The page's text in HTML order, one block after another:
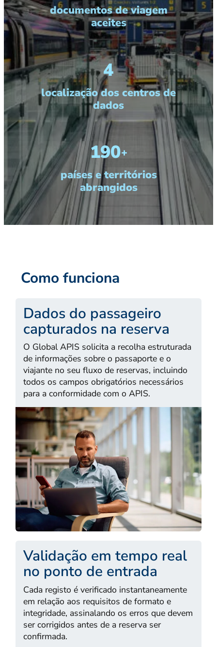
documentos de viagem
aceites
4
localização dos centros de
dados
190+
países e territórios
abrangidos
Como funciona
Dados do passageiro
capturados na reserva
O Global APIS solicita a recolha estruturada
de informações sobre o passaporte e o
viajante no seu fluxo de reservas, incluindo
todos os campos obrigatórios necessários
para a conformidade com o APIS.
Validação em tempo real
no ponto de entrada
Cada registo é verificado instantaneamente
em relação aos requisitos de formato e
integridade, assinalando os erros que devem
ser corrigidos antes de a reserva ser
confirmada.